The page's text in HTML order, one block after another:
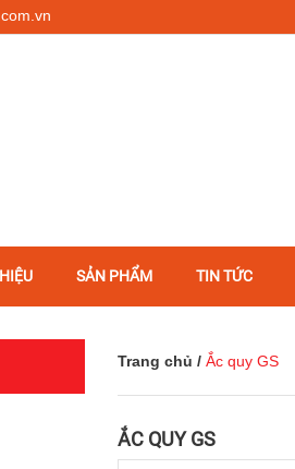
SẢN PHẨM TIN TỨC
Trang chủ / Ắc quy GS
ẮC QUY GS